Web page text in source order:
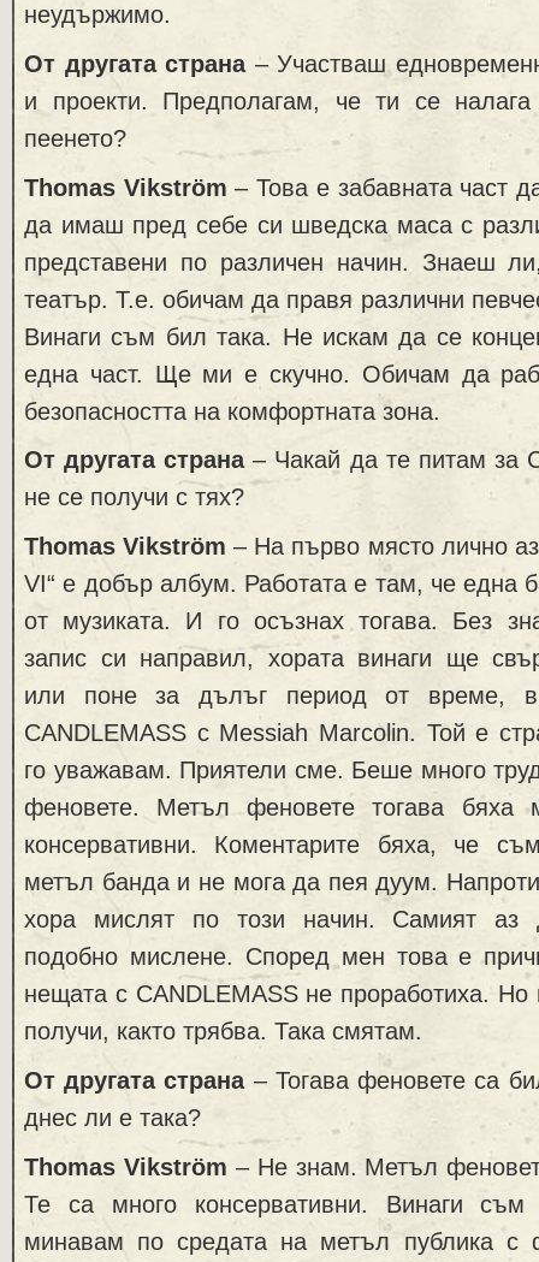
неудържимо.
От другата страна– Участваш
и проекти. Предполагам, че ти се
пеенето?
Thomas Vikström – Това е забавната част
да имаш пред себе си шведска маса с
представени по различен начин. Знаеш
театър. Т.е. обичам да правя различни
Винаги съм бил така. Не искам да се
една част. Ще ми е скучно. Обичам да
безопасността на комфортната зона.
От другата страна– Чакай да те питам за
не се получи с тях?
Thomas Vikström – На първо място лично
VI“ е добър албум. Работата е там, че една
от музиката. И го осъзнах тогава. Без
запис си направил, хората винаги ще
или поне за дълъг период от време,
CANDLEMASS с Messiah Marcolin. Той е
го уважавам. Приятели сме. Беше много
феновете. Метъл феновете тогава бяха
консервативни. Коментарите бяха, че
метъл банда и не мога да пея дуум.
хора мислят по този начин. Самият аз
подобно мислене. Според мен това е
нещата с CANDLEMASS не проработиха. Но
получи, както трябва. Така смятам.
От другата страна– Тогава феновете са
днес ли е така?
Thomas Vikström – Не знам. Метъл
Те са много консервативни. Винаги съм
минавам по средата на метъл публика с